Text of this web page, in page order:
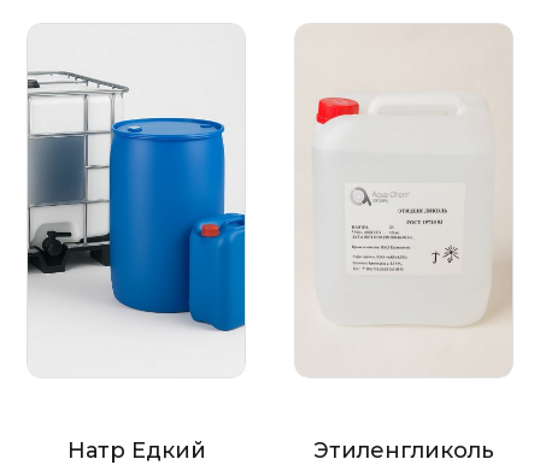
Натр Едкий Этиленгликоль